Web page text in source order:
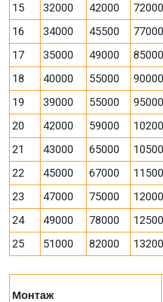
15
32000 42000 72000
16
34000 45500 77000
17
35000 49000 85000
18
40000 55000 90000
19
39000 55000 95000
20
42000 59000
21
43000 65000
22
45000 67000
23
47000 75000
24
49000 78000
25
51000 82000
Монтаж